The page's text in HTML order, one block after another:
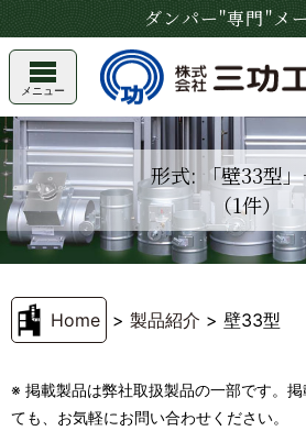
ダンパー"専門"メ
メニュー
形式: 「壁33型
（1件）
Home >製品紹介 >壁33型
※ 掲載製品は弊社取扱製品の一部です。
ても、お気軽にお問い合わせください。